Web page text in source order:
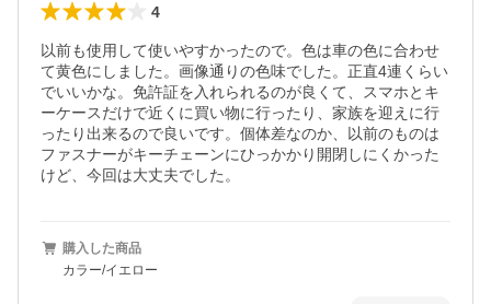
4
以前も使用して使いやすかったので。色は車の色に合わせ
て黄色にしました。画像通りの色味でした。正直4連くらい
でいいかな。免許証を入れられるのが良くて、スマホとキ
ーケースだけで近くに買い物に行ったり、家族を迎えに行
ったり出来るので良いです。個体差なのか、以前のものは
ファスナーがキーチェーンにひっかかり開閉しにくかった
けど、今回は大丈夫でした。
購入した商品
カラー/イエロー